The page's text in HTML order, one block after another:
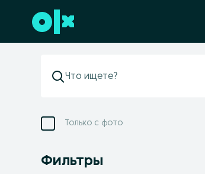
Перейти к нижнему колонтитулу
Только с фото
Фильтры